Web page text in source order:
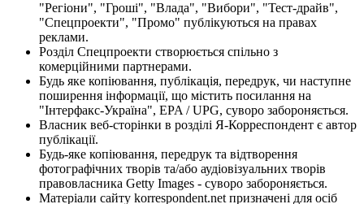
"Регіони", "Гроші", "Влада", "Вибори", "Тест-драйв",
"Спецпроекти", "Промо" публікуються на правах
реклами.
Розділ Спецпроекти створюється спільно з
комерційними партнерами.
Будь яке копіювання, публікація, передрук, чи наступне
поширення інформації, що містить посилання на
"Інтерфакс-Україна", EPA / UPG, суворо забороняється.
Власник веб-сторінки в розділі Я-Корреспондент є автор
публікації.
Будь-яке копіювання, передрук та відтворення
фотографічних творів та/або аудіовізуальних творів
правовласника Getty Images - суворо забороняється.
Матеріали сайту korrespondent.net призначені для осіб